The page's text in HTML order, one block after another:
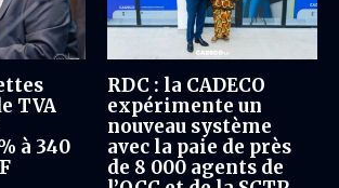
TVA
à 340
RDC : la CADECO
expérimente un
nouveau système
avec la paie de près
de 8 000 agents de